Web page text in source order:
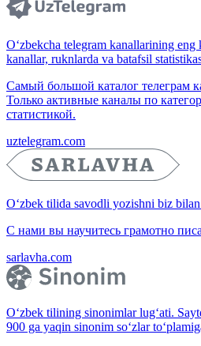
O‘zbekcha telegram kanallarining
kanallar, ruknlarda va batafsil
Самый большой каталог телеграм
Только активные каналы по
статистикой.
uztelegram.com
O‘zbek tilida savodli yozishni biz
С нами вы научитесь грамотно
sarlavha.com
O‘zbek tilining sinonimlar lug‘ati.
900 ga yaqin sinonim so‘zlar